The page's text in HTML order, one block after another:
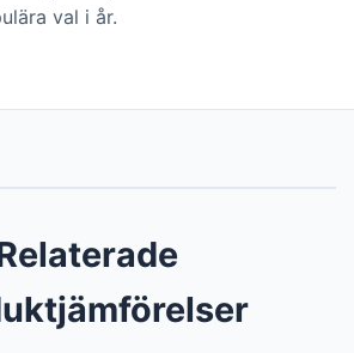
val i år.